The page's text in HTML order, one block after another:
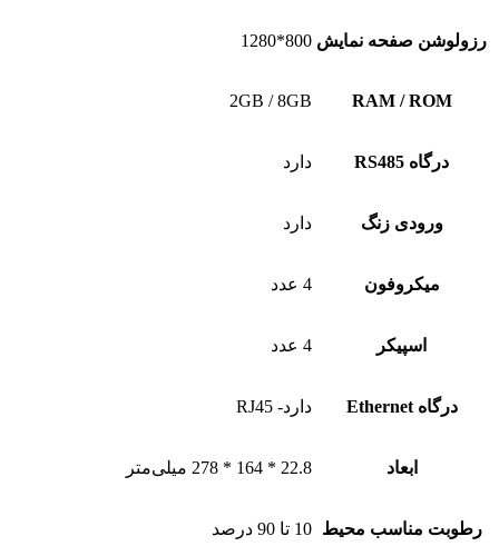
رزولوشن صفحه نمایش 800*1280
RAM / ROM
2GB / 8GB
درگاه RS485 دارد
ورودی زنگ دارد
میکروفون 4 عدد
اسپیکر 4 عدد
درگاه Ethernet دارد- RJ45
ابعاد 22.8 * 164 * 278 میلی‌متر
رطوبت مناسب محیط 10 تا 90 درصد